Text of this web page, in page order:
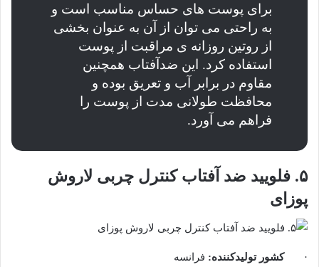
برای پوست های حساس مناسب است و
به راحتی می توان از آن به عنوان بخشی
از روتین روزانه ی مراقبت از پوست
استفاده کرد. این ضدآفتاب همچنین
مقاوم در برابر آب و تعریق بوده و
محافظت طولانی مدت از پوست را
فراهم می آورد.
۵. فلویید ضد آفتاب کنترل چربی لاروش
پوزای
·کشور تولیدکننده: فرانسه